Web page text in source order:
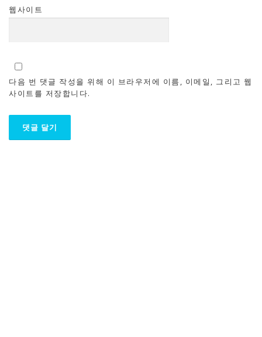
웹사이트
다음 번 댓글 작성을 위해 이 브라우저에 이름, 이메일, 그리고 웹
사이트를 저장합니다.